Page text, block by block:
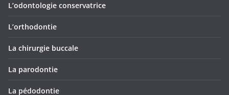
L’odontologie conservatrice
L’orthodontie
La chirurgie buccale
La parodontie
La pédodontie